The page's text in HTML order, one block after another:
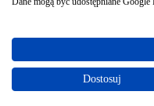
Siłowniki
Siłowniki
Dostosuj